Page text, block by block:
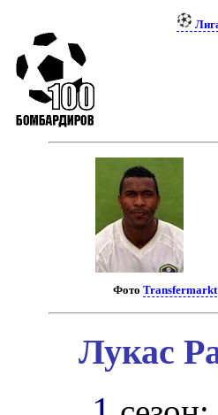
ФотоTransfermarkt
Лукас